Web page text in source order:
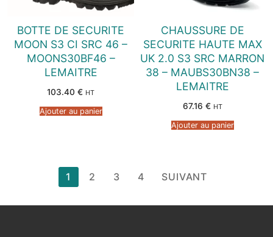
BOTTE DE SECURITE
MOON S3 CI SRC 46 –
MOONS30BF46 –
LEMAITRE
103.40 € HT
Ajouter au panier
CHAUSSURE DE
SECURITE HAUTE MAX
UK 2.0 S3 SRC MARRON
38 – MAUBS30BN38 –
LEMAITRE
67.16 € HT
Ajouter au panier
Pagination
publications
1 2 3 4 SUIVANT